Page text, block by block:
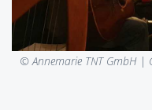
© Annemarie TNT GmbH |